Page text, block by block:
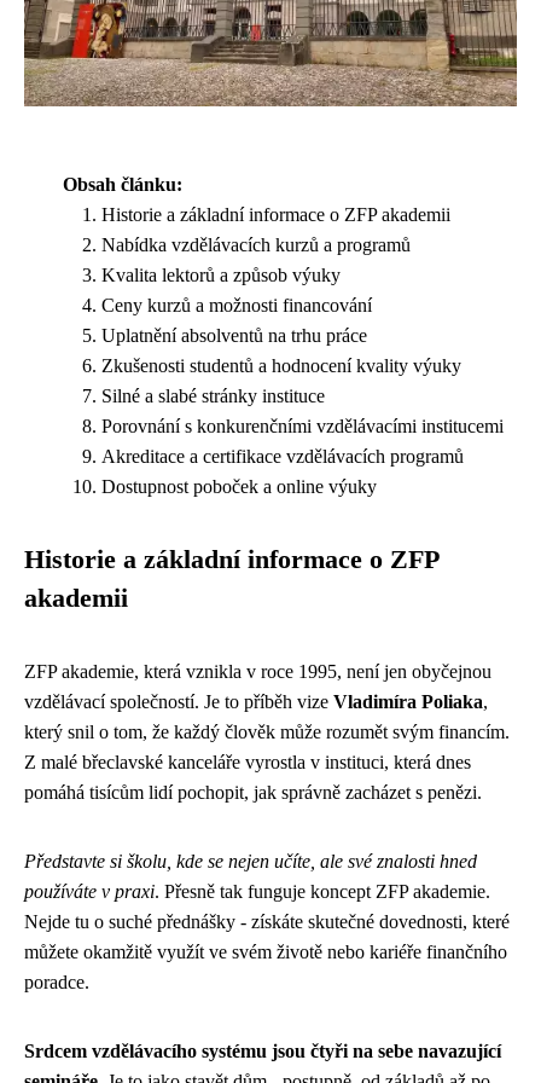
Obsah článku:
Historie a základní informace o ZFP akademii
Nabídka vzdělávacích kurzů a programů
Kvalita lektorů a způsob výuky
Ceny kurzů a možnosti financování
Uplatnění absolventů na trhu práce
Zkušenosti studentů a hodnocení kvality výuky
Silné a slabé stránky instituce
Porovnání s konkurenčními vzdělávacími institucemi
Akreditace a certifikace vzdělávacích programů
Dostupnost poboček a online výuky
Historie a základní informace o ZFP
akademii
ZFP akademie, která vznikla v roce 1995, není jen obyčejnou
vzdělávací společností. Je to příběh vize Vladimíra Poliaka,
který snil o tom, že každý člověk může rozumět svým financím.
Z malé břeclavské kanceláře vyrostla v instituci, která dnes
pomáhá tisícům lidí pochopit, jak správně zacházet s penězi.
Představte si školu, kde se nejen učíte, ale své znalosti hned
používáte v praxi. Přesně tak funguje koncept ZFP akademie.
Nejde tu o suché přednášky - získáte skutečné dovednosti, které
můžete okamžitě využít ve svém životě nebo kariéře finančního
poradce.
Srdcem vzdělávacího systému jsou čtyři na sebe navazující